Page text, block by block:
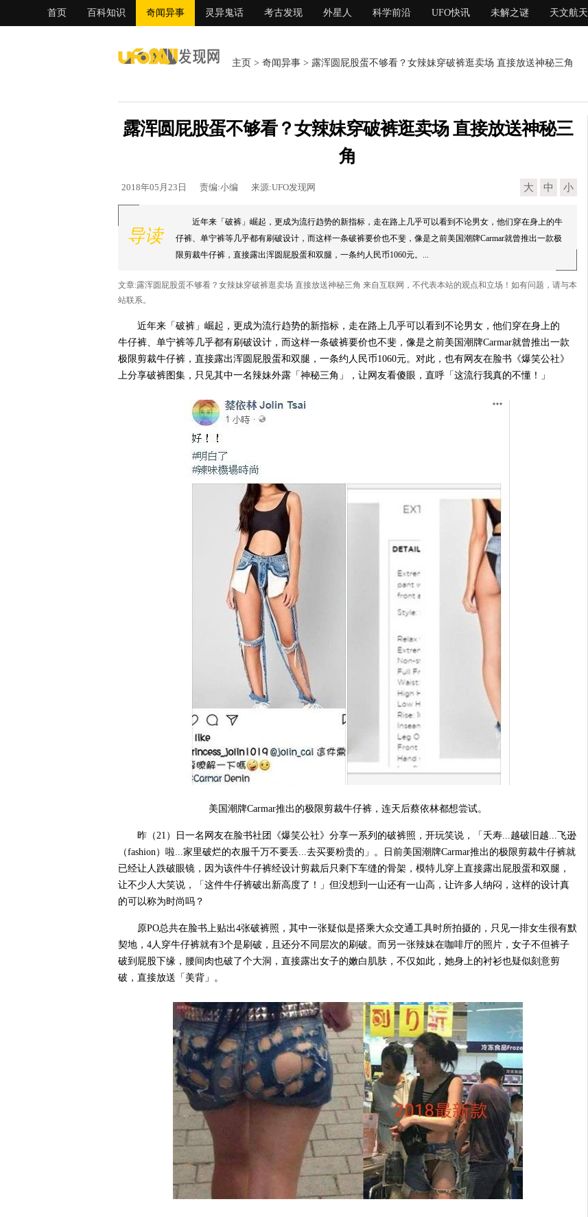
首页 百科知识 奇闻异事 灵异鬼话 考古发现 外星人 科学前沿 UFO快讯 未解之谜 天文航天
主页 > 奇闻异事 > 露浑圆屁股蛋不够看？女辣妹穿破裤逛卖场 直接放送神秘三角
露浑圆屁股蛋不够看？女辣妹穿破裤逛卖场 直接放送神秘三
角
2018年05月23日 责编:小编 来源:UFO发现网 大 中 小
导读
近年来「破裤」崛起，更成为流行趋势的新指标，走在路上几乎可以看到不论男女，他们穿在身上的牛
仔裤、单宁裤等几乎都有刷破设计，而这样一条破裤要价也不斐，像是之前美国潮牌Carmar就曾推出一款极
限剪裁牛仔裤，直接露出浑圆屁股蛋和双腿，一条约人民币1060元。...
文章:露浑圆屁股蛋不够看？女辣妹穿破裤逛卖场 直接放送神秘三角 来自互联网，不代表本站的观点和立场！如有问题，请与本
站联系。
近年来「破裤」崛起，更成为流行趋势的新指标，走在路上几乎可以看到不论男女，他们穿在身上的
牛仔裤、单宁裤等几乎都有刷破设计，而这样一条破裤要价也不斐，像是之前美国潮牌Carmar就曾推出一款
极限剪裁牛仔裤，直接露出浑圆屁股蛋和双腿，一条约人民币1060元。对此，也有网友在脸书《爆笑公社》
上分享破裤图集，只见其中一名辣妹外露「神秘三角」，让网友看傻眼，直呼「这流行我真的不懂！」
美国潮牌Carmar推出的极限剪裁牛仔裤，连天后蔡依林都想尝试。
昨（21）日一名网友在脸书社团《爆笑公社》分享一系列的破裤照，开玩笑说，「夭寿...越破旧越...飞逊
（fashion）啦...家里破烂的衣服千万不要丢...去买要粉贵的」。日前美国潮牌Carmar推出的极限剪裁牛仔裤就
已经让人跌破眼镜，因为该件牛仔裤经设计剪裁后只剩下车缝的骨架，模特儿穿上直接露出屁股蛋和双腿，
让不少人大笑说，「这件牛仔裤破出新高度了！」但没想到一山还有一山高，让许多人纳闷，这样的设计真
的可以称为时尚吗？
原PO总共在脸书上贴出4张破裤照，其中一张疑似是搭乘大众交通工具时所拍摄的，只见一排女生很有默
契地，4人穿牛仔裤就有3个是刷破，且还分不同层次的刷破。而另一张辣妹在咖啡厅的照片，女子不但裤子
破到屁股下缘，腰间肉也破了个大洞，直接露出女子的嫩白肌肤，不仅如此，她身上的衬衫也疑似刻意剪
破，直接放送「美背」。